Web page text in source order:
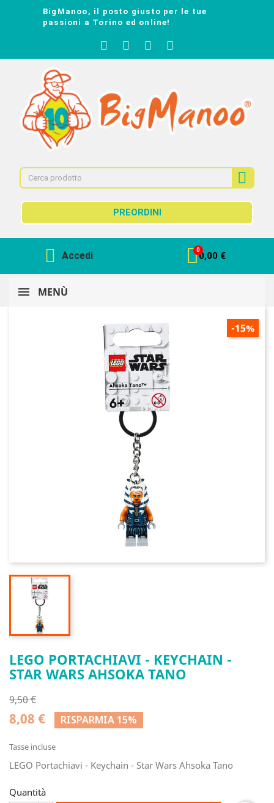
BigManoo, il posto giusto per le tue
passioni a Torino ed online!
PREORDINI
Accedi 0,00 €
MENÙ
-15%
LEGO PORTACHIAVI - KEYCHAIN -
STAR WARS AHSOKA TANO
9,50 €
8,08 € RISPARMIA 15%
Tasse incluse
LEGO Portachiavi - Keychain - Star Wars Ahsoka Tano
Quantità